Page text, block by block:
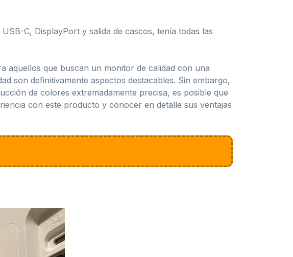
C, DisplayPort y salida de cascos, tenía todas las
aquellos que buscan un monitor de calidad con una
son definitivamente aspectos destacables. Sin embargo,
de colores extremadamente precisa, es posible que
con este producto y conocer en detalle sus ventajas